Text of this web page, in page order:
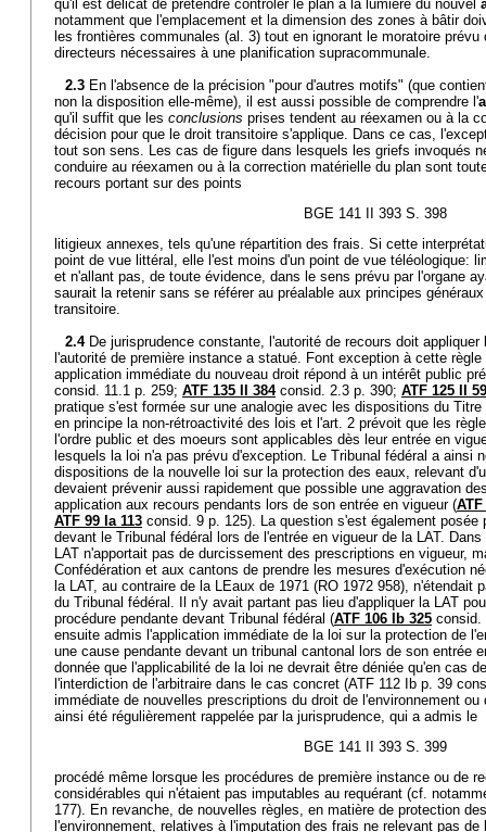
qu'il est délicat de prétendre contrôler le plan à la lumière du nouvel
notamment que l'emplacement et la dimension des zones à bâtir
les frontières communales (al. 3) tout en ignorant le moratoire
directeurs nécessaires à une planification supracommunale.
2.3 En l'absence de la précision "pour d'autres motifs" (que
non la disposition elle-même), il est aussi possible de comprendre l'
qu'il suffit que les conclusions prises tendent au réexamen ou à la
décision pour que le droit transitoire s'applique. Dans ce cas,
tout son sens. Les cas de figure dans lesquels les griefs invoqués
conduire au réexamen ou à la correction matérielle du plan sont
recours portant sur des points
BGE 141 II 393 S. 398
litigieux annexes, tels qu'une répartition des frais. Si cette
point de vue littéral, elle l'est moins d'un point de vue téléologique:
et n'allant pas, de toute évidence, dans le sens prévu par l'organe
saurait la retenir sans se référer au préalable aux principes
transitoire.
2.4 De jurisprudence constante, l'autorité de recours doit
l'autorité de première instance a statué. Font exception à cette
application immédiate du nouveau droit répond à un intérêt public
consid. 11.1 p. 259; ATF 135 II 384consid. 2.3 p. 390; ATF 125 II
pratique s'est formée sur une analogie avec les dispositions du
en principe la non-rétroactivité des lois et l'art. 2 prévoit que les
l'ordre public et des moeurs sont applicables dès leur entrée en
lesquels la loi n'a pas prévu d'exception. Le Tribunal fédéral a ainsi
dispositions de la nouvelle loi sur la protection des eaux, relevant
devaient prévenir aussi rapidement que possible une aggravation
application aux recours pendants lors de son entrée en vigueur (
ATF 99 Ia 113 consid. 9 p. 125). La question s'est également posée
devant le Tribunal fédéral lors de l'entrée en vigueur de la LAT.
LAT n'apportait pas de durcissement des prescriptions en vigueur,
Confédération et aux cantons de prendre les mesures d'exécution
la LAT, au contraire de la LEaux de 1971 (RO 1972 958), n'étendait
du Tribunal fédéral. Il n'y avait partant pas lieu d'appliquer la LAT
procédure pendante devant Tribunal fédéral (ATF 106 Ib 325 consid.
ensuite admis l'application immédiate de la loi sur la protection de
une cause pendante devant un tribunal cantonal lors de son entrée
donnée que l'applicabilité de la loi ne devrait être déniée qu'en cas
l'interdiction de l'arbitraire dans le cas concret (ATF 112 Ib p. 39
immédiate de nouvelles prescriptions du droit de l'environnement
ainsi été régulièrement rappelée par la jurisprudence, qui a admis le
BGE 141 II 393 S. 399
procédé même lorsque les procédures de première instance ou de
considérables qui n'étaient pas imputables au requérant (cf.
177). En revanche, de nouvelles règles, en matière de protection
l'environnement, relatives à l'imputation des frais ne relevant pas